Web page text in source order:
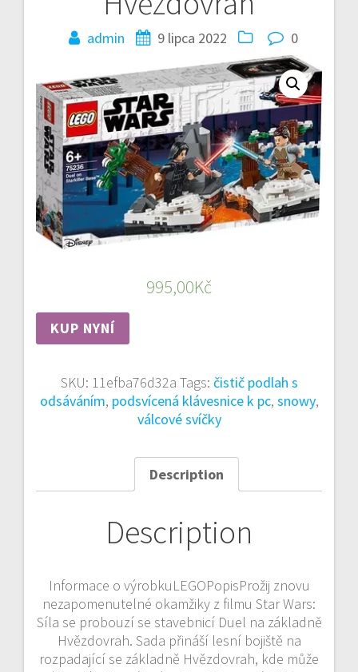
admin 9 lipca 2022 0
995,00Kč
KUP NYNÍ
SKU: 11efba76d32a Tags: čistič podlah s
odsáváním, podsvícená klávesnice k pc, snowy,
válcové svíčky
Description
Description
Informace o výrobkuLEGOPopisProžij znovu
nezapomenutelné okamžiky z filmu Star Wars:
Síla se probouzí se stavebnicí Duel na základně
Hvězdovrah. Sada přináší lesní bojiště na
rozpadající se základně Hvězdovrah, kde může